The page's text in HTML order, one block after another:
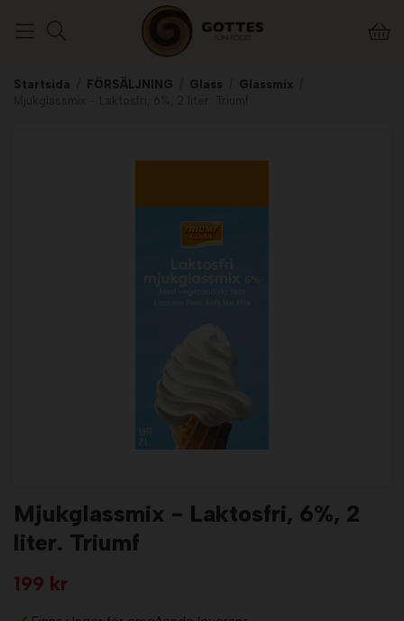
Startsida FÖRSÄLJNING Glass Glassmix
Mjukglassmix - Laktosfri, 6%, 2
liter. Triumf
199 kr